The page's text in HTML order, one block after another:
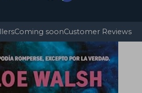
Coming soonCustomer Reviews